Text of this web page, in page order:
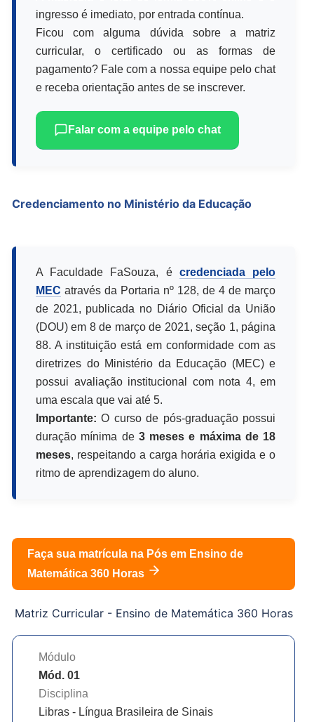
ingresso é imediato, por entrada contínua.
Ficou com alguma dúvida sobre a matriz
curricular, o certificado ou as formas de
pagamento? Fale com a nossa equipe pelo chat
e receba orientação antes de se inscrever.
Falar com a equipe pelo chat
Credenciamento no Ministério da Educação
A Faculdade FaSouza, é credenciada pelo
MEC através da Portaria nº 128, de 4 de março
de 2021, publicada no Diário Oficial da União
(DOU) em 8 de março de 2021, seção 1, página
88. A instituição está em conformidade com as
diretrizes do Ministério da Educação (MEC) e
possui avaliação institucional com nota 4, em
uma escala que vai até 5.
Importante: O curso de pós-graduação possui
duração mínima de 3 meses e máxima de 18
meses, respeitando a carga horária exigida e o
ritmo de aprendizagem do aluno.
Faça sua matrícula na Pós em Ensino de
Matemática 360 Horas
Matriz Curricular - Ensino de Matemática 360 Horas
Módulo
Mód. 01
Disciplina
Libras - Língua Brasileira de Sinais